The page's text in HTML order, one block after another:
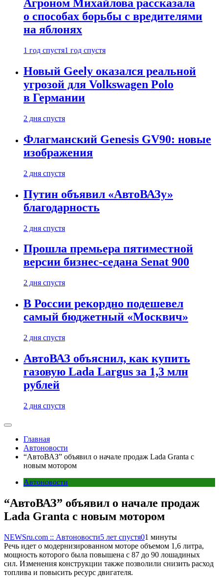
Агроном Михайлова рассказала
о способах борьбы с вредителями
на яблонях
1 год спустя1 год спустя
Новый Geely оказался реальной
угрозой для Volkswagen Polo
в Германии
2 дня спустя
Флагманский Genesis GV90: новые
изображения
2 дня спустя
Путин объявил «АвтоВАЗу»
благодарность
2 дня спустя
Прошла премьера пятиместной
версии бизнес-седана Senat 900
2 дня спустя
В России рекордно подешевел
самый бюджетный «Москвич»
2 дня спустя
АвтоВАЗ объяснил, как купить
газовую Lada Largus за 1,3 млн
рублей
2 дня спустя
Главная
Автоновости
“АвтоВАЗ” объявил о начале продаж Lada Granta с
новым мотором
Автоновости
“АвтоВАЗ” объявил о начале продаж
Lada Granta с новым мотором
NEWSru.com :: Автоновости5 лет спустя01 минуты
Речь идет о модернизированном моторе объемом 1,6 литра,
мощность которого была повышена с 87 до 90 лошадиных
сил. Изменения конструкции также позволили снизить расход
топлива и повысить ресурс двигателя.